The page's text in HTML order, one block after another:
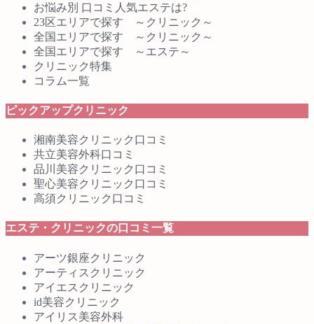
お悩み別 口コミ人気エステは?
23区エリアで探す ～クリニック～
全国エリアで探す ～クリニック～
全国エリアで探す ～エステ～
クリニック特集
コラム一覧
ピックアップクリニック
湘南美容クリニック口コミ
共立美容外科口コミ
品川美容クリニック口コミ
聖心美容クリニック口コミ
高須クリニック口コミ
エステ・クリニックの口コミ一覧
アーツ銀座クリニック
アーティスクリニック
アイエスクリニック
id美容クリニック
アイリス美容外科